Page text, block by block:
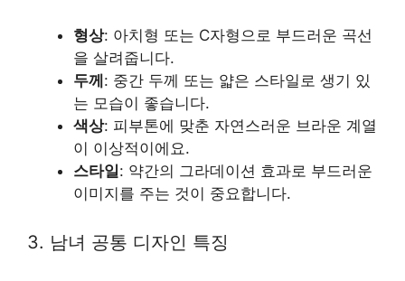
형상: 아치형 또는 C자형으로 부드러운 곡선
을 살려줍니다.
두께 : 중간 두께 또는 얇은 스타일로 생기 있
는 모습이 좋습니다.
색상: 피부톤에 맞춘 자연스러운 브라운 계열
이 이상적이에요.
스타일: 약간의 그라데이션 효과로 부드러운
이미지를 주는 것이 중요합니다.
3. 남녀 공통 디자인 특징